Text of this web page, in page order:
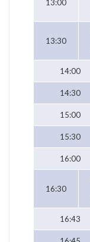
13:00
13:30
14:00
14:30
15:00
15:30
16:00
16:30
16:43